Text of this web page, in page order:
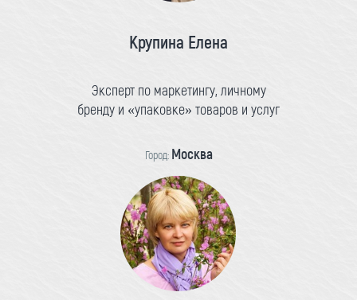
Крупина Елена
Эксперт по маркетингу, личному
бренду и «упаковке» товаров и услуг
Город: Москва